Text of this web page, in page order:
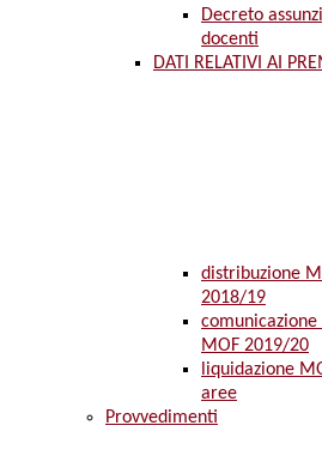
Decreto
docenti
DATI RELATIVI AI
distribuzione
2018/19
comunicazione
MOF 2019/20
liquidazione
aree
Provvedimenti